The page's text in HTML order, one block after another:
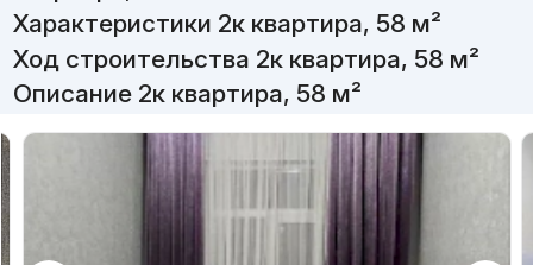
Характеристики 2к квартира, 58 м²
Ход строительства 2к квартира, 58 м²
Описание 2к квартира, 58 м²